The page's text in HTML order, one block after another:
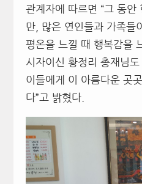
관계자에 따르면 “그 동안
만, 많은 연인들과 가족들
평온을 느낄 때 행복감을
시자이신 황정리 총재님
이들에게 이 아름다운 곳
다”고 밝혔다.